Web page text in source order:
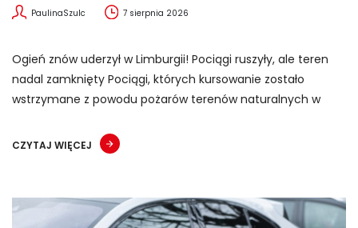
PaulinaSzulc 7 sierpnia 2026
Ogień znów uderzył w Limburgii! Pociągi ruszyły, ale teren
nadal zamknięty Pociągi, których kursowanie zostało
wstrzymane z powodu pożarów terenów naturalnych w
CZYTAJ WIĘCEJ